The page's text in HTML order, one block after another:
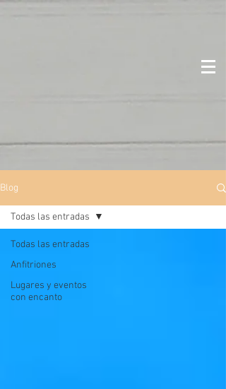
Blog
Todas las entradas
Anfitriones
Lugares y eventos
con encanto
Todas las entradas